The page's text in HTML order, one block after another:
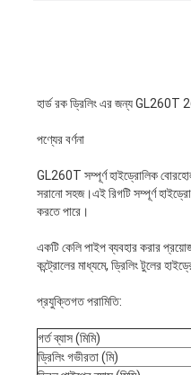
হার্ড রক ড্রিলিং এর জন্য GL260T
পণ্যের বর্ণনা
GL260T সম্পূর্ণ হাইড্রোলিক বোরহোল
সরানো সহজ।এই রিগটি সম্পূর্ণ
করতে পারে।
একটি কেলি পাইপ ব্যবহার করার
কন্ট্রোলের মাধ্যমে, ড্রিলিং টুলের
প্রযুক্তিগত পরামিতি:
গর্ত ব্যাস (মিমি)
ড্রিলিং গভীরতা (মি)